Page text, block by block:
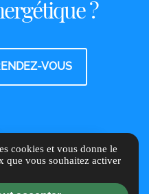
?
VOUS
cookies et vous donne le
que vous souhaitez activer